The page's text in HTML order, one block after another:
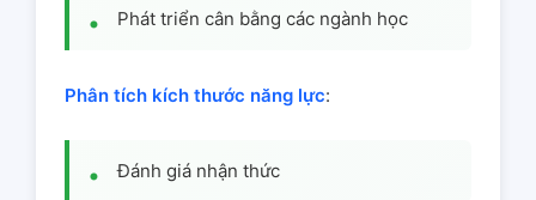
Phát triển cân bằng các ngành học
Phân tích kích thước năng lực:
Đánh giá nhận thức